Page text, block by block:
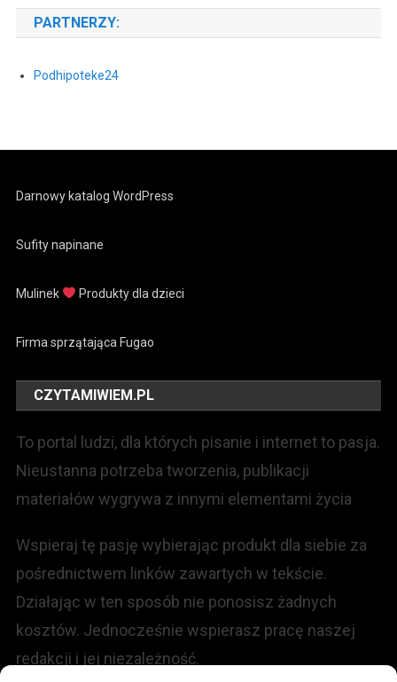
PARTNERZY:
Podhipoteke24
Darnowy katalog WordPress
Sufity napinane
Mulinek Produkty dla dzieci
Firma sprzątająca Fugao
CZYTAMIWIEM.PL
To portal ludzi, dla których pisanie i internet to pasja.
Nieustanna potrzeba tworzenia, publikacji
materiałów wygrywa z innymi elementami życia
Wspieraj tę pasję wybierając produkt dla siebie za
pośrednictwem linków zawartych w tekście.
Działając w ten sposób nie ponosisz żadnych
kosztów. Jednocześnie wspierasz pracę naszej
redakcji i jej niezależność.